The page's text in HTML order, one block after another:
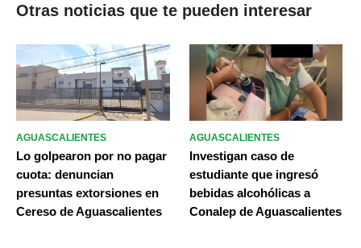
Otras noticias que te pueden interesar
AGUASCALIENTES
Lo golpearon por no pagar
cuota: denuncian
presuntas extorsiones en
Cereso de Aguascalientes
AGUASCALIENTES
Investigan caso de
estudiante que ingresó
bebidas alcohólicas a
Conalep de Aguascalientes